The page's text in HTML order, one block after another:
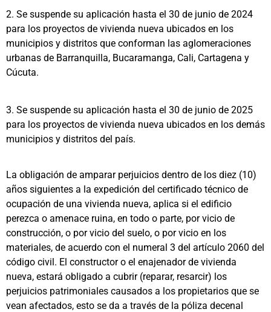
2. Se suspende su aplicación hasta el 30 de junio de 2024
para los proyectos de vivienda nueva ubicados en los
municipios y distritos que conforman las aglomeraciones
urbanas de Barranquilla, Bucaramanga, Cali, Cartagena y
Cúcuta.
3. Se suspende su aplicación hasta el 30 de junio de 2025
para los proyectos de vivienda nueva ubicados en los demás
municipios y distritos del país.
La obligación de amparar perjuicios dentro de los diez (10)
años siguientes a la expedición del certificado técnico de
ocupación de una vivienda nueva, aplica si el edificio
perezca o amenace ruina, en todo o parte, por vicio de
construcción, o por vicio del suelo, o por vicio en los
materiales, de acuerdo con el numeral 3 del artículo 2060 del
código civil. El constructor o el enajenador de vivienda
nueva, estará obligado a cubrir (reparar, resarcir) los
perjuicios patrimoniales causados a los propietarios que se
vean afectados, esto se da a través de la póliza decenal